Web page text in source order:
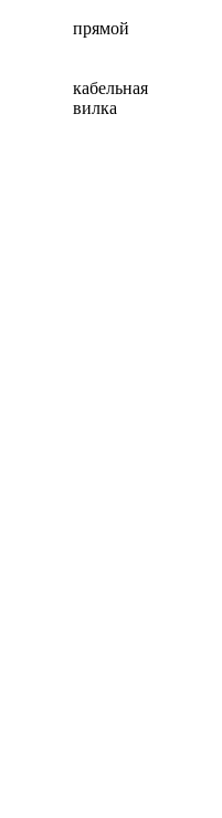
прямой
кабельная
вилка